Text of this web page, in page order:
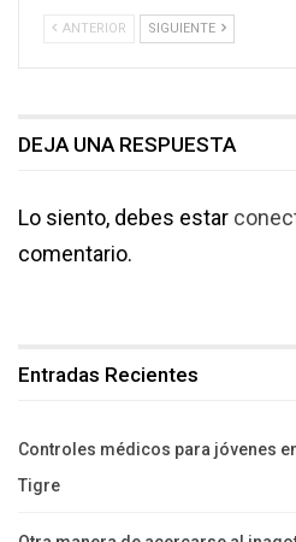
ANTERIOR SIGUIENTE
DEJA UNA RESPUESTA
Lo siento, debes estar
comentario.
Entradas Recientes
Controles médicos para jóvenes
Tigre